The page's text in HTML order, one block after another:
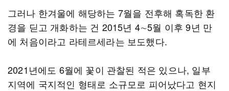
그러나 한겨울에 해당하는 7월을 전후해 혹독한 환
경을 딛고 개화하는 건 2015년 4∼5월 이후 9년 만
에 처음이라고 라테르세라는 보도했다.
2021년에도 6월에 꽃이 관찰된 적은 있으나, 일부
지역에 국지적인 형태로 소규모로 피어났다고 현지